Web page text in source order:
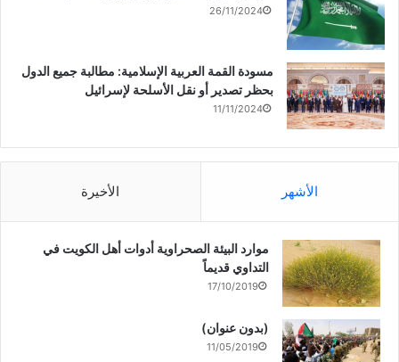
26/11/2024
مسودة القمة العربية الإسلامية: مطالبة جميع الدول
بحظر تصدير أو نقل الأسلحة لإسرائيل
11/11/2024
الأشهر الأخيرة
موارد البيئة الصحراوية أدوات أهل الكويت في
التداوي قديماً
17/10/2019
(بدون عنوان)
11/05/2019